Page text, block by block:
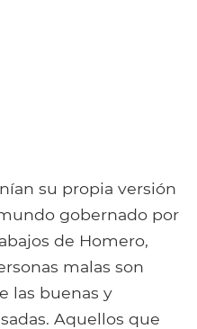
su propia versión
gobernado por
de Homero,
malas son
las buenas y
Aquellos que